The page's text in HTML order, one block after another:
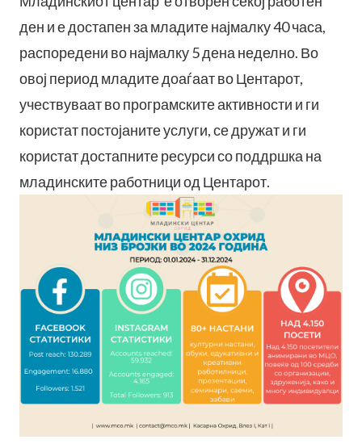
ден и е достапен за младите најмалку 40 часа,
распоредени во најмалку 5 дена неделно. Во
овој период младите доаѓаат во Центарот,
учествуваат во програмските активности и ги
користат постојаните услуги, се дружат и ги
користат достапните ресурси со поддршка на
младинските работници од Центарот.